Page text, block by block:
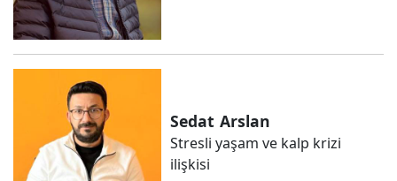
Sedat Arslan
Stresli yaşam ve kalp krizi
ilişkisi